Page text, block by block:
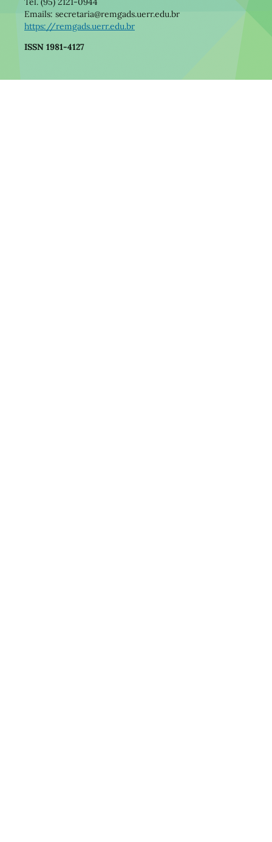
Emails: secretaria@remgads.uerr.edu.br
https://remgads.uerr.edu.br
ISSN 1981-4127